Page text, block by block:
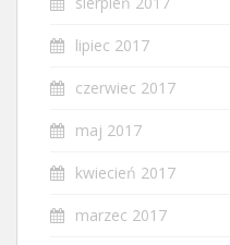
lipiec 2017
czerwiec 2017
maj 2017
kwiecień 2017
marzec 2017